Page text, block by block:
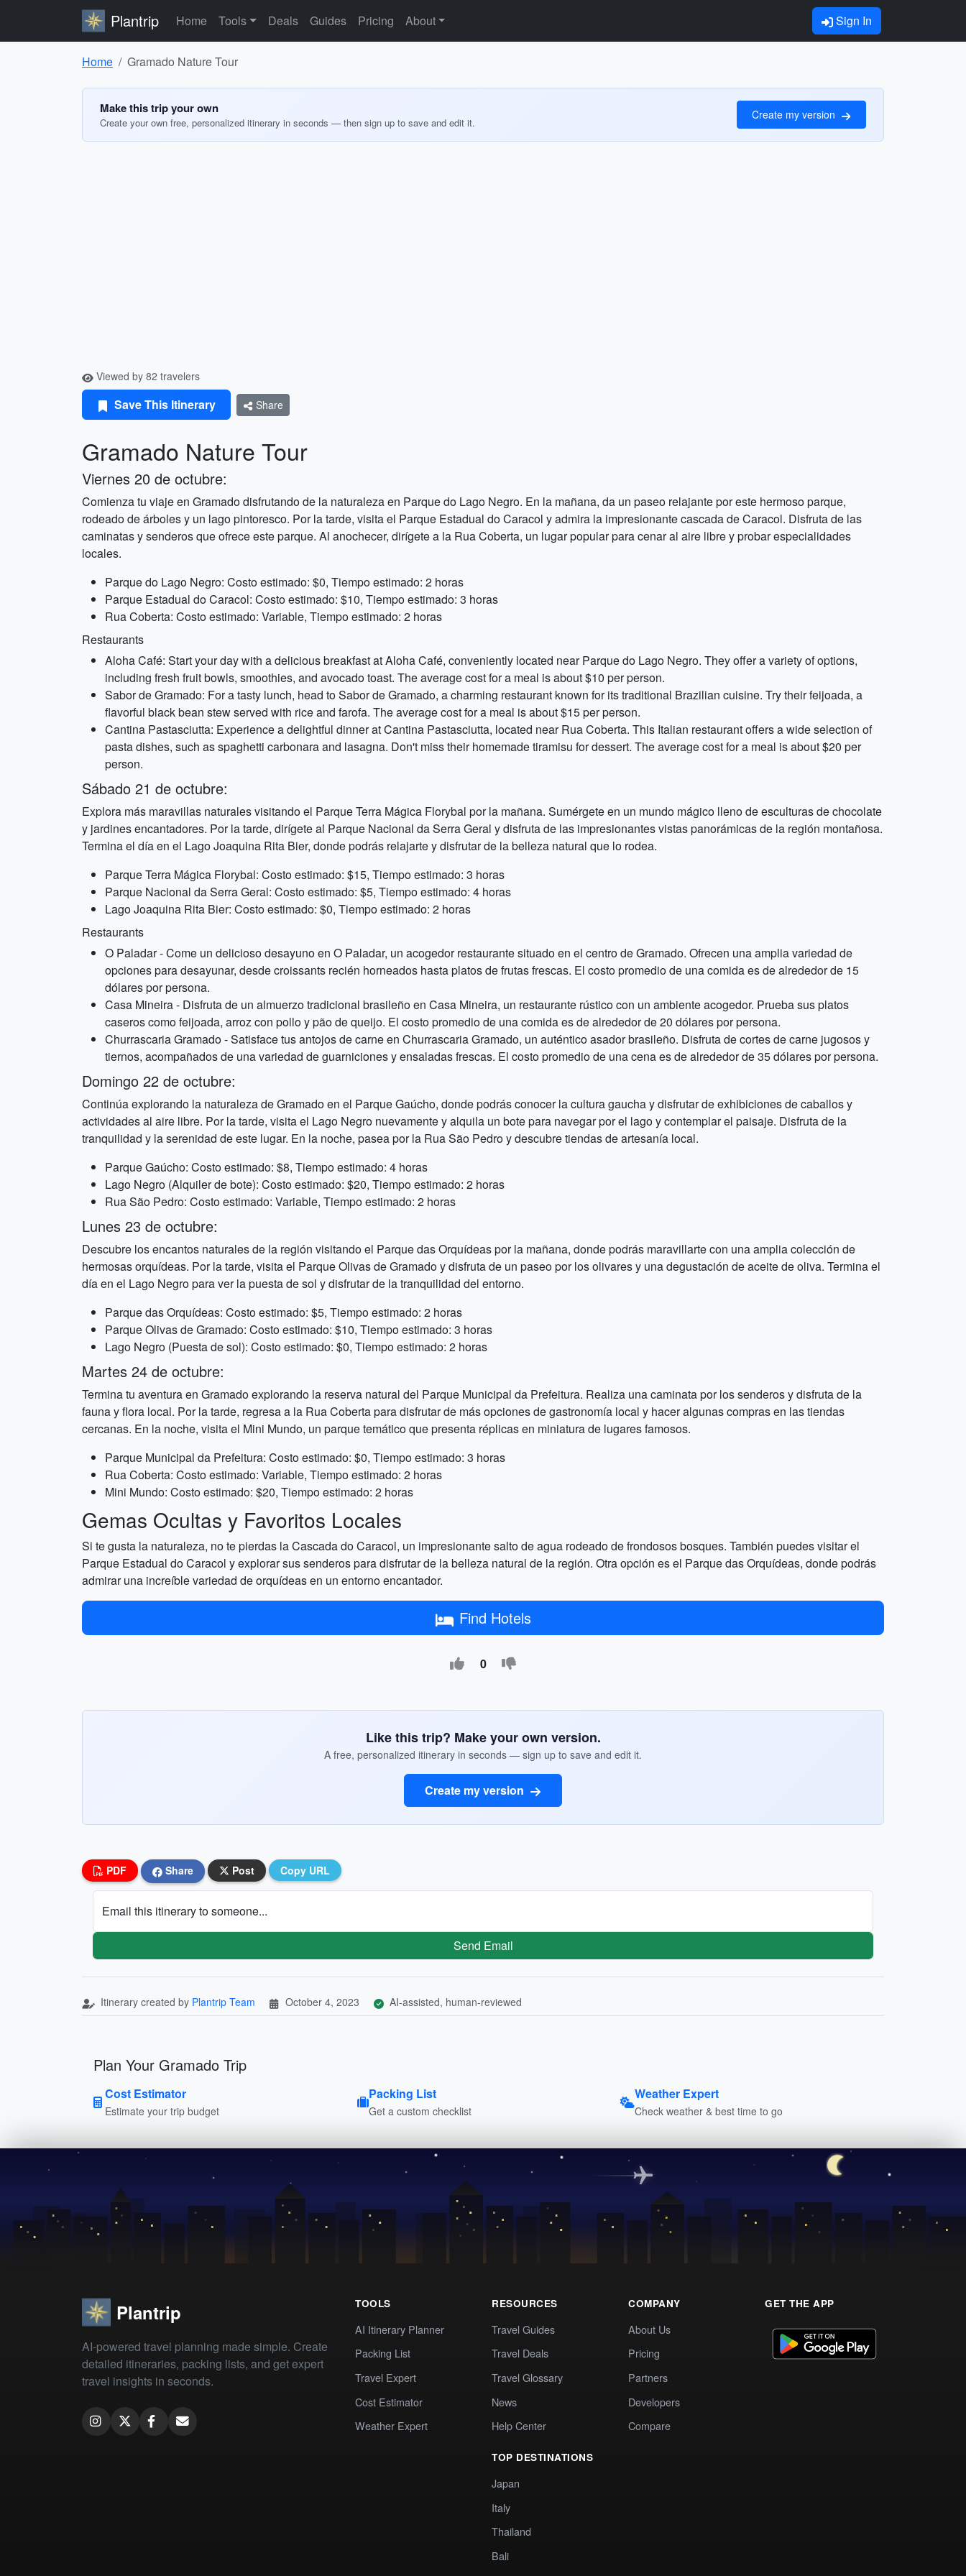
Plantrip Home Tools Deals Guides Pricing About Sign In
Home Gramado Nature Tour
Make this trip your own
Create your own free, personalized itinerary in seconds — then sign up to save and edit it.
Create my version
Viewed by 82 travelers
Save This Itinerary Share
Gramado Nature Tour
Viernes 20 de octubre:
Comienza tu viaje en Gramado disfrutando de la naturaleza en Parque do Lago Negro. En la mañana, da un paseo relajante por este hermoso parque,
rodeado de árboles y un lago pintoresco. Por la tarde, visita el Parque Estadual do Caracol y admira la impresionante cascada de Caracol. Disfruta de las
caminatas y senderos que ofrece este parque. Al anochecer, dirígete a la Rua Coberta, un lugar popular para cenar al aire libre y probar especialidades
locales.
Parque do Lago Negro: Costo estimado: $0, Tiempo estimado: 2 horas
Parque Estadual do Caracol: Costo estimado: $10, Tiempo estimado: 3 horas
Rua Coberta: Costo estimado: Variable, Tiempo estimado: 2 horas
Restaurants
Aloha Café: Start your day with a delicious breakfast at Aloha Café, conveniently located near Parque do Lago Negro. They offer a variety of options,
including fresh fruit bowls, smoothies, and avocado toast. The average cost for a meal is about $10 per person.
Sabor de Gramado: For a tasty lunch, head to Sabor de Gramado, a charming restaurant known for its traditional Brazilian cuisine. Try their feijoada, a
flavorful black bean stew served with rice and farofa. The average cost for a meal is about $15 per person.
Cantina Pastasciutta: Experience a delightful dinner at Cantina Pastasciutta, located near Rua Coberta. This Italian restaurant offers a wide selection of
pasta dishes, such as spaghetti carbonara and lasagna. Don't miss their homemade tiramisu for dessert. The average cost for a meal is about $20 per
person.
Sábado 21 de octubre:
Explora más maravillas naturales visitando el Parque Terra Mágica Florybal por la mañana. Sumérgete en un mundo mágico lleno de esculturas de chocolate
y jardines encantadores. Por la tarde, dirígete al Parque Nacional da Serra Geral y disfruta de las impresionantes vistas panorámicas de la región montañosa.
Termina el día en el Lago Joaquina Rita Bier, donde podrás relajarte y disfrutar de la belleza natural que lo rodea.
Parque Terra Mágica Florybal: Costo estimado: $15, Tiempo estimado: 3 horas
Parque Nacional da Serra Geral: Costo estimado: $5, Tiempo estimado: 4 horas
Lago Joaquina Rita Bier: Costo estimado: $0, Tiempo estimado: 2 horas
Restaurants
O Paladar - Come un delicioso desayuno en O Paladar, un acogedor restaurante situado en el centro de Gramado. Ofrecen una amplia variedad de
opciones para desayunar, desde croissants recién horneados hasta platos de frutas frescas. El costo promedio de una comida es de alrededor de 15
dólares por persona.
Casa Mineira - Disfruta de un almuerzo tradicional brasileño en Casa Mineira, un restaurante rústico con un ambiente acogedor. Prueba sus platos
caseros como feijoada, arroz con pollo y pão de queijo. El costo promedio de una comida es de alrededor de 20 dólares por persona.
Churrascaria Gramado - Satisface tus antojos de carne en Churrascaria Gramado, un auténtico asador brasileño. Disfruta de cortes de carne jugosos y
tiernos, acompañados de una variedad de guarniciones y ensaladas frescas. El costo promedio de una cena es de alrededor de 35 dólares por persona.
Domingo 22 de octubre:
Continúa explorando la naturaleza de Gramado en el Parque Gaúcho, donde podrás conocer la cultura gaucha y disfrutar de exhibiciones de caballos y
actividades al aire libre. Por la tarde, visita el Lago Negro nuevamente y alquila un bote para navegar por el lago y contemplar el paisaje. Disfruta de la
tranquilidad y la serenidad de este lugar. En la noche, pasea por la Rua São Pedro y descubre tiendas de artesanía local.
Parque Gaúcho: Costo estimado: $8, Tiempo estimado: 4 horas
Lago Negro (Alquiler de bote): Costo estimado: $20, Tiempo estimado: 2 horas
Rua São Pedro: Costo estimado: Variable, Tiempo estimado: 2 horas
Lunes 23 de octubre:
Descubre los encantos naturales de la región visitando el Parque das Orquídeas por la mañana, donde podrás maravillarte con una amplia colección de
hermosas orquídeas. Por la tarde, visita el Parque Olivas de Gramado y disfruta de un paseo por los olivares y una degustación de aceite de oliva. Termina el
día en el Lago Negro para ver la puesta de sol y disfrutar de la tranquilidad del entorno.
Parque das Orquídeas: Costo estimado: $5, Tiempo estimado: 2 horas
Parque Olivas de Gramado: Costo estimado: $10, Tiempo estimado: 3 horas
Lago Negro (Puesta de sol): Costo estimado: $0, Tiempo estimado: 2 horas
Martes 24 de octubre:
Termina tu aventura en Gramado explorando la reserva natural del Parque Municipal da Prefeitura. Realiza una caminata por los senderos y disfruta de la
fauna y flora local. Por la tarde, regresa a la Rua Coberta para disfrutar de más opciones de gastronomía local y hacer algunas compras en las tiendas
cercanas. En la noche, visita el Mini Mundo, un parque temático que presenta réplicas en miniatura de lugares famosos.
Parque Municipal da Prefeitura: Costo estimado: $0, Tiempo estimado: 3 horas
Rua Coberta: Costo estimado: Variable, Tiempo estimado: 2 horas
Mini Mundo: Costo estimado: $20, Tiempo estimado: 2 horas
Gemas Ocultas y Favoritos Locales
Si te gusta la naturaleza, no te pierdas la Cascada do Caracol, un impresionante salto de agua rodeado de frondosos bosques. También puedes visitar el
Parque Estadual do Caracol y explorar sus senderos para disfrutar de la belleza natural de la región. Otra opción es el Parque das Orquídeas, donde podrás
admirar una increíble variedad de orquídeas en un entorno encantador.
Find Hotels
0
Like this trip? Make your own version.
A free, personalized itinerary in seconds — sign up to save and edit it.
Create my version
PDF Share Post Copy URL
Email this itinerary to someone...
Send Email
Itinerary created by Plantrip Team October 4, 2023 AI-assisted, human-reviewed
Plan Your Gramado Trip
Cost Estimator
Estimate your trip budget
Packing List
Get a custom checklist
Weather Expert
Check weather & best time to go
Plantrip
AI-powered travel planning made simple. Create
detailed itineraries, packing lists, and get expert
travel insights in seconds.
TOOLS
AI Itinerary Planner
Packing List
Travel Expert
Cost Estimator
Weather Expert
RESOURCES
Travel Guides
Travel Deals
Travel Glossary
News
Help Center
TOP DESTINATIONS
Japan
Italy
Thailand
Bali
COMPANY
About Us
Pricing
Partners
Developers
Compare
GET THE APP